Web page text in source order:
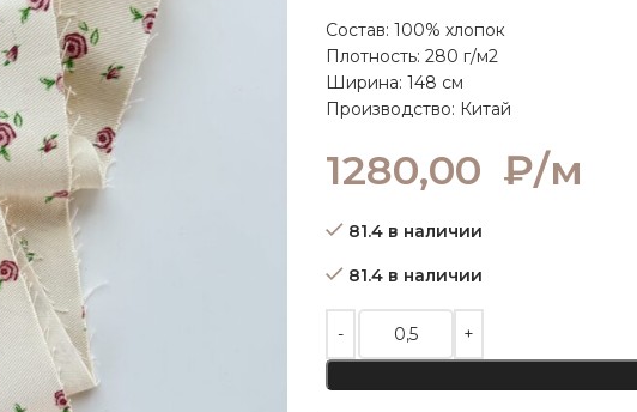
Состав: 100% хлопок
Плотность: 280 г/м2
Ширина: 148 см
Производство: Китай
1280,00 ₽/м
81.4 в наличии
81.4 в наличии
Количество товара Деним принт в